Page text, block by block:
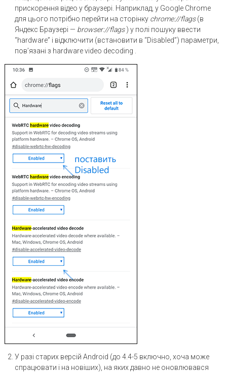
прискорення відео у браузері. Наприклад, у Google Chrome
для цього потрібно перейти на сторінку chrome://flags(в
Яндекс Браузері — browser://flags) у полі пошуку ввести
“hardware” і відключити (встановити в “Disabled”) параметри,
пов’язані з hardware video decoding .
У разі старих версій Android (до 4.4-5 включно, хоча може
спрацювати і на новіших), на яких давно не оновлювався